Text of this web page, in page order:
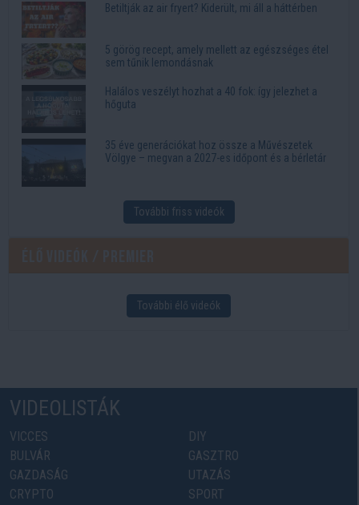
Betiltják az air fryert? Kiderült, mi áll a háttérben
5 görög recept, amely mellett az egészséges étel
sem tűnik lemondásnak
Halálos veszélyt hozhat a 40 fok: így jelezhet a
hőguta
35 éve generációkat hoz össze a Művészetek
Völgye – megvan a 2027-es időpont és a bérletár
További friss videók
További élő videók
VIDEOLISTÁK
VICCES
BULVÁR
GAZDASÁG
CRYPTO
DIY
GASZTRO
UTAZÁS
SPORT